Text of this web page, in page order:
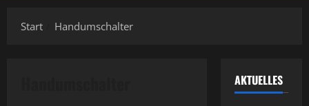
Start
Handumschalter
AKTUELLES